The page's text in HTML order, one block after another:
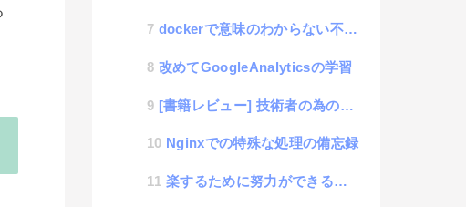
dockerで意味のわからない不具合事象が発生した話
改めてGoogleAnalyticsの学習
[書籍レビュー] 技術者の為のテクニカルライティング入門講座
Nginxでの特殊な処理の備忘録
楽するために努力ができる人が優秀（エンジニア的思考改善講座）